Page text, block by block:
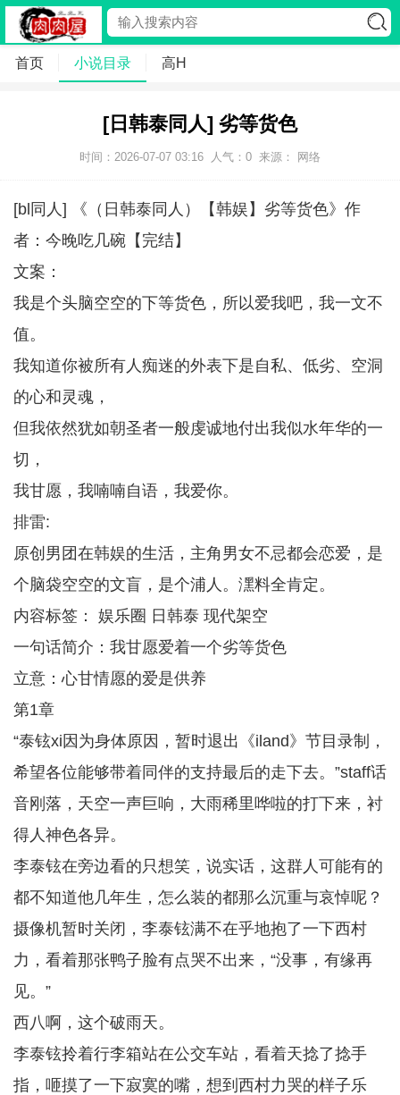
首页 小说目录 高H
[日韩泰同人] 劣等货色
时间：2026-07-07 03:16 人气： 0 来源： 网络
[bl同人] 《（日韩泰同人）【韩娱】劣等货色》作
者：今晚吃几碗【完结】
文案：
我是个头脑空空的下等货色，所以爱我吧，我一文不
值。
我知道你被所有人痴迷的外表下是自私、低劣、空洞
的心和灵魂，
但我依然犹如朝圣者一般虔诚地付出我似水年华的一
切，
我甘愿，我喃喃自语，我爱你。
排雷:
原创男团在韩娱的生活，主角男女不忌都会恋爱，是
个脑袋空空的文盲，是个浦人。潶料全肯定。
内容标签： 娱乐圈 日韩泰 现代架空
一句话简介：我甘愿爱着一个劣等货色
立意：心甘情愿的爱是供养
第1章
“泰铉xi因为身体原因，暂时退出《iland》节目录制，
希望各位能够带着同伴的支持最后的走下去。”staff话
音刚落，天空一声巨响，大雨稀里哗啦的打下来，衬
得人神色各异。
李泰铉在旁边看的只想笑，说实话，这群人可能有的
都不知道他几年生，怎么装的都那么沉重与哀悼呢？
摄像机暂时关闭，李泰铉满不在乎地抱了一下西村
力，看着那张鸭子脸有点哭不出来，“没事，有缘再
见。”
西八啊，这个破雨天。
李泰铉拎着行李箱站在公交车站，看着天捻了捻手
指，咂摸了一下寂寞的嘴，想到西村力哭的样子乐